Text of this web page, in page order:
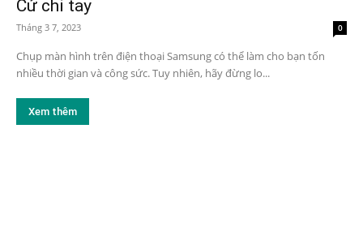
Cử chỉ tay
Tháng 3 7, 2023 0
Chụp màn hình trên điện thoại Samsung có thể làm cho bạn tốn
nhiều thời gian và công sức. Tuy nhiên, hãy đừng lo...
Xem thêm